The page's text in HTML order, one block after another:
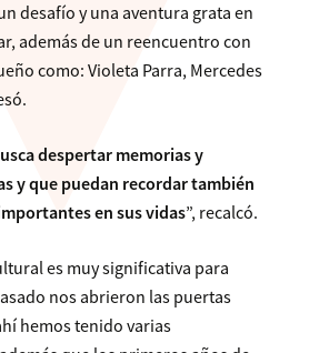
desafío y una aventura grata en
además de un reencuentro con
como: Violeta Parra, Mercedes
despertar memorias y
y que puedan recordar también
en sus vidas”, recalcó.
es muy significativa para
nos abrieron las puertas
hemos tenido varias